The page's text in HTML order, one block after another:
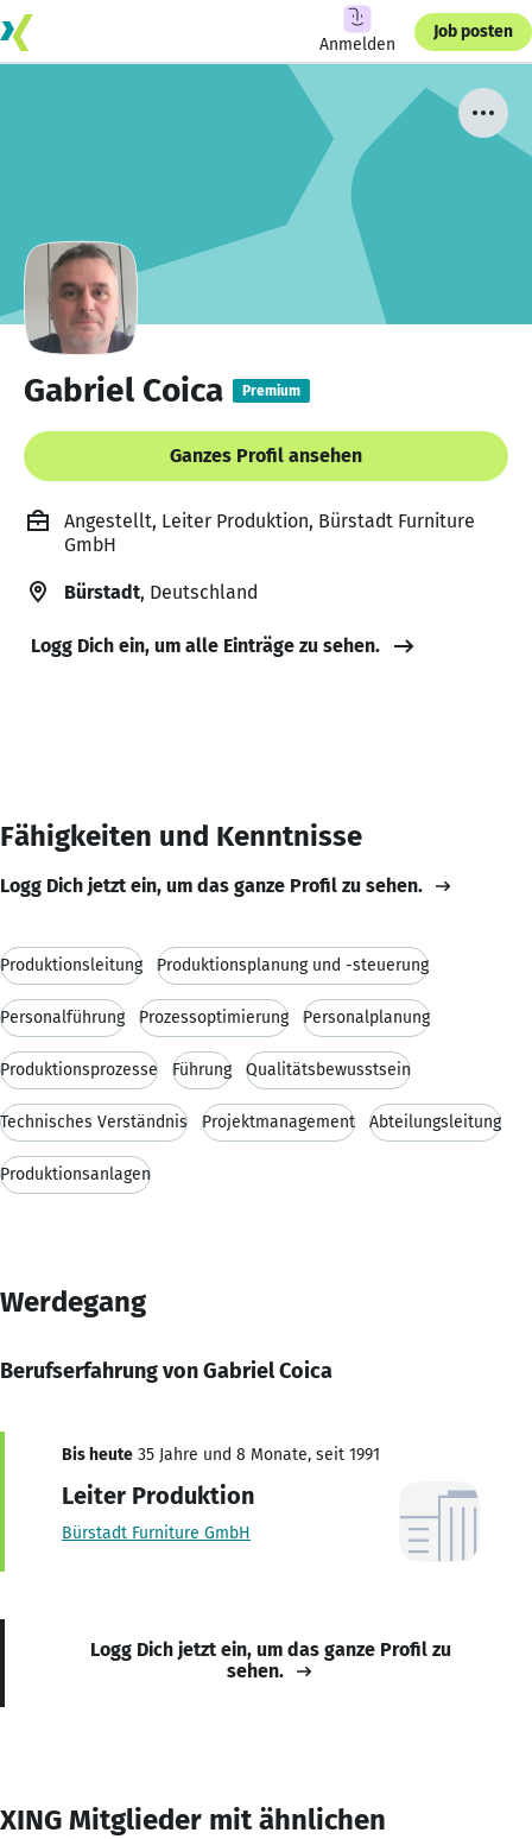
Anmelden
Job posten
Gabriel Coica Premium
Ganzes Profil ansehen
Angestellt, Leiter Produktion, Bürstadt Furniture
GmbH
Bürstadt, Deutschland
Logg Dich ein, um alle Einträge zu sehen.
Fähigkeiten und Kenntnisse
Logg Dich jetzt ein, um das ganze Profil zu sehen.
Produktionsleitung Produktionsplanung und -steuerung
Personalführung Prozessoptimierung Personalplanung
Produktionsprozesse Führung Qualitätsbewusstsein
Technisches Verständnis Projektmanagement Abteilungsleitung
Produktionsanlagen
Werdegang
Berufserfahrung von Gabriel Coica
Bis heute 35 Jahre und 8 Monate, seit 1991
Leiter Produktion
Bürstadt Furniture GmbH
Logg Dich jetzt ein, um das ganze Profil zu
sehen.
XING Mitglieder mit ähnlichen